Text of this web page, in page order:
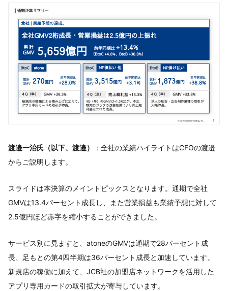
渡邉一治氏（以下、渡邉）
：全社の業績ハイライトはCFOの渡邉
からご説明します。
スライドは本決算のメイントピックスとなります。通期で全社
GMVは13.4パーセント成長し、また営業損益も業績予想に対して
2.5億円ほど赤字を縮小することができました。
サービス別に見ますと、atoneのGMVは通期で28パーセント成
長、足もとの第4四半期は36パーセント成長と加速しています。
新規店の稼働に加えて、JCB社の加盟店ネットワークを活用した
アプリ専用カードの取引拡大が寄与しています。